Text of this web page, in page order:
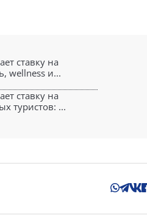
ставку на
wellness и...
ставку на
туристов: ...